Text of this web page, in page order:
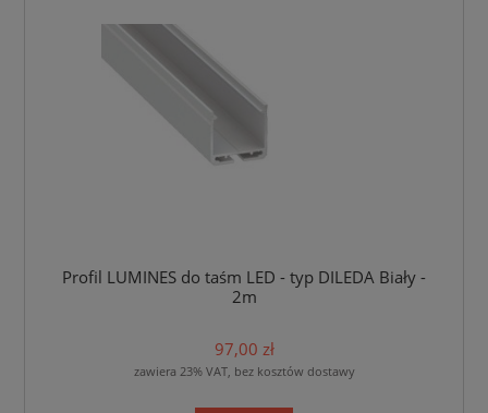
Profil LUMINES do taśm LED - typ DILEDA Biały -
2m
97,00 zł
zawiera 23% VAT, bez kosztów dostawy